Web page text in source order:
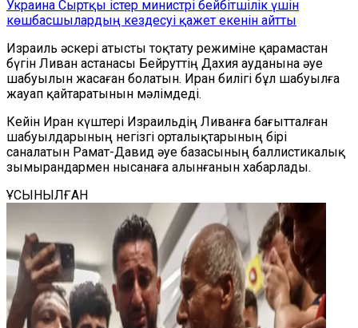
Украина Сыртқы істер министрі бейбітшілік үшін
көшбасшылардың кездесуі қажет екенін айтты
Израиль әскері атысты тоқтату режиміне қарамастан
бүгін Ливан астанасы Бейруттің Дахия ауданына әуе
шабуылын жасаған болатын. Иран билігі бұл шабуылға
жауап қайтаратынын мәлімдеді.
Кейін Иран күштері Израильдің Ливанға бағытталған
шабуылдарының негізгі орталықтарының бірі
саналатын Рамат-Давид әуе базасының баллистикалық
зымырандармен нысанаға алынғанын хабарлады.
ҰСЫНЫЛҒАН